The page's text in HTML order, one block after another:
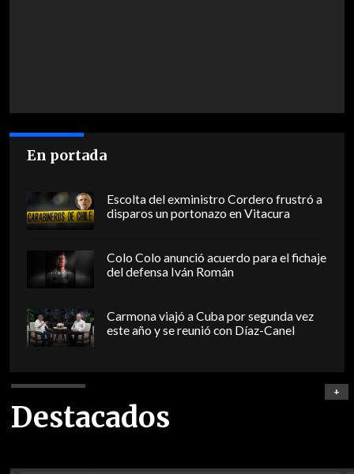
En portada
Escolta del exministro Cordero frustró a
disparos un portonazo en Vitacura
Colo Colo anunció acuerdo para el fichaje
del defensa Iván Román
Carmona viajó a Cuba por segunda vez
este año y se reunió con Díaz-Canel
Destacados
+